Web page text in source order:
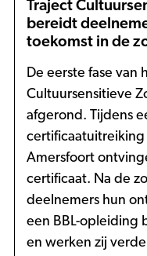
Traject
bereidt
toekomst in de
De eerste fase van
Cultuursensitieve
afgerond. Tijdens
certificaatuitreiking
Amersfoort
certificaat. Na de
deelnemers hun
een BBL-opleiding
en werken zij